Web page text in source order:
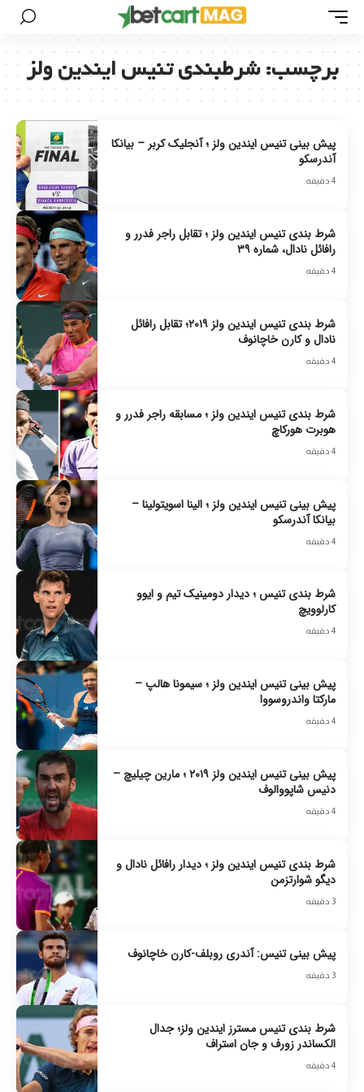
برچسب:شرطبندی تنیس ایندین ولز
پیش بینی تنیس ایندین ولز ؛ آنجلیک کربر – بیانکا
آندرسکو
4 دقیقه
شرط بندی تنیس ایندین ولز ؛ تقابل راجر فدرر و
رافائل نادال، شماره ۳۹
4 دقیقه
شرط بندی تنیس ایندین ولز ۲۰۱۹؛ تقابل رافائل
نادال و کارن خاچانوف
4 دقیقه
شرط بندی تنیس ایندین ولز ؛ مسابقه راجر فدرر و
هوبرت هورکاچ
4 دقیقه
پیش بینی تنیس ایندین ولز ؛ الینا اسویتولینا –
بیانکا آندرسکو
4 دقیقه
شرط بندی تنیس ؛ دیدار دومینیک تیم و ایوو
کارلوویچ
4 دقیقه
پیش بینی تنیس ایندین ولز ؛ سیمونا هالپ –
مارکتا واندروسووا
4 دقیقه
پیش بینی تنیس ایندین ولز ۲۰۱۹ ؛ مارین چیلیچ –
دنیس شاپووالوف
4 دقیقه
شرط بندی تنیس ایندین ولز ؛ دیدار رافائل نادال و
دیگو شوارتزمن
3 دقیقه
پیش بینی تنیس: آندری روبلف-کارن خاچانوف
3 دقیقه
شرط بندی تنیس مسترز ایندین ولز؛‌ جدال
الکساندر زورف و جان استراف
4 دقیقه